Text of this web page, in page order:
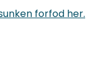
forfod her.